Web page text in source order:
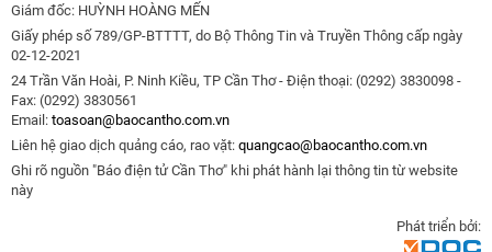
Giám đốc: HUỲNH HOÀNG MẾN
Giấy phép số 789/GP-BTTTT, do Bộ Thông Tin và Truyền Thông cấp ngày
02-12-2021
24 Trần Văn Hoài, P. Ninh Kiều, TP Cần Thơ - Điện thoại: (0292) 3830098 -
Fax: (0292) 3830561
Email: toasoan@baocantho.com.vn
Liên hệ giao dịch quảng cáo, rao vặt: quangcao@baocantho.com.vn
Ghi rõ nguồn "Báo điện tử Cần Thơ" khi phát hành lại thông tin từ website
này
Phát triển bởi: